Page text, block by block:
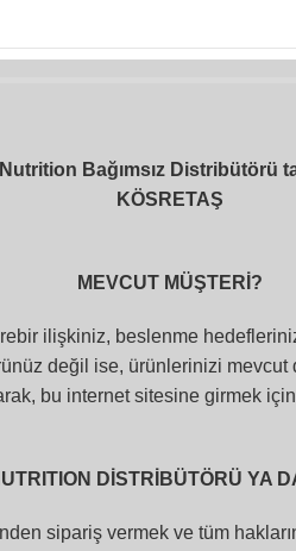
Bağımsız Distribütörü
KÖSRETAŞ
MEVCUT MÜŞTERİ?
ilişkiniz, beslenme
değil ise, ürünlerinizi mevcut
bu internet sitesine girmek için
DİSTRİBÜTÖRÜ YA
sipariş vermek ve tüm
İçecekler